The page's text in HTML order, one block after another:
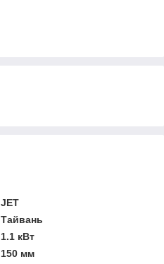
JET
Тайвань
1.1 кВт
150 мм